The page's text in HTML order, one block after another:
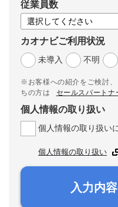
従業員数
カオナビご利用状況
未導入
不明
※お客様への紹介をご検討
ちの方は
セールスパートナ
個人情報の取り扱い
個人情報の取り扱い
個人情報の取り扱い
入力内